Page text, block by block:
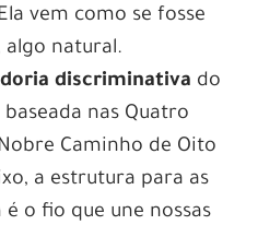
vem como se fosse
algo natural.
discriminativa do
nas Quatro
Caminho de Oito
a estrutura para as
o fio que une nossas